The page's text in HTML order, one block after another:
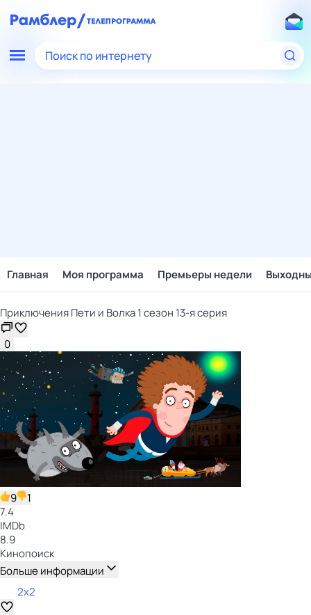
Поиск по интернету
Главная Моя программа Премьеры недели
Приключения Пети и Волка 1 сезон 13-я серия
0
9
1
7.4
IMDb
8.9
Кинопоиск
Больше информации
2x2